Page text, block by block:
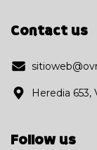
Contact us
Heredia 653,
Follow us